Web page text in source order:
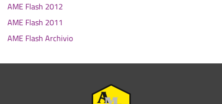
AME Flash 2012
AME Flash 2011
AME Flash Archivio